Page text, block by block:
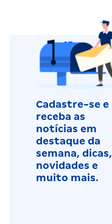
Cadastre-se e
receba as
notícias em
destaque da
semana, dicas,
novidades e
muito mais.